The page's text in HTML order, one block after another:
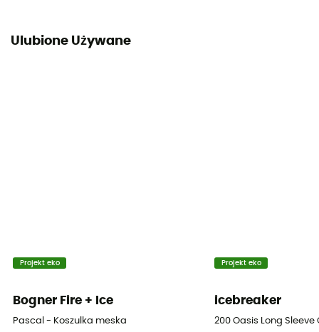
Ulubione Używane
Projekt eko
Bogner Fire + Ice
Pascal - Koszulka meska
Projekt eko
icebreaker
200 Oasis Long Sleeve